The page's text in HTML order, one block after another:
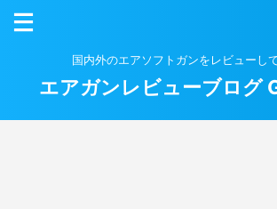
国内外のエアソフトガンをレビューし
エアガンレビューブログ